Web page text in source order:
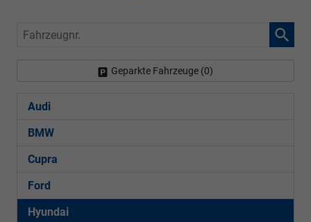
Fahrzeugnr.
Geparkte Fahrzeuge (0)
Audi
BMW
Cupra
Ford
Hyundai